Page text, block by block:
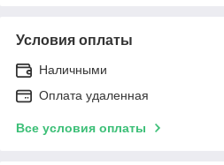
Условия оплаты
Наличными
Оплата удаленная
Все условия оплаты